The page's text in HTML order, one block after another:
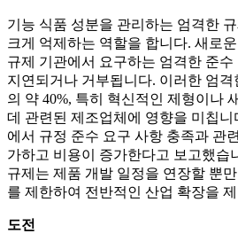
기능 식품 성분을 관리하는 엄격한
크게 억제하는 역할을 합니다. 새로
규제 기관에서 요구하는 엄격한 준수
지연되거나 거부됩니다. 이러한 엄격
의 약 40%, 특히 혁신적인 제형이나
데 관련된 제조업체에 영향을 미칩니
에서 규정 준수 요구 사항 충족과 관
가하고 비용이 증가한다고 보고했습
규제는 제품 개발 일정을 연장할 뿐
를 제한하여 전반적인 산업 확장을
도전